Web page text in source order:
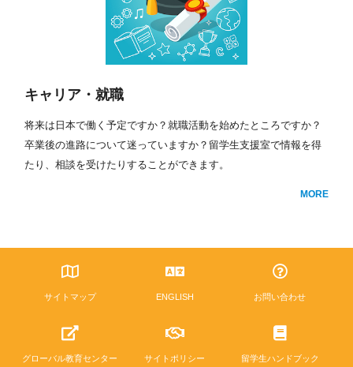
キャリア・就職
将来は日本で働く予定ですか？就職活動を始めたところですか？
卒業後の進路について迷っていますか？留学生支援室で情報を得
たり、相談を受けたりすることができます。
MORE
サイトマップ ENGLISH お問い合わせ
グローバル教育センター サイトポリシー 留学生ハンドブック